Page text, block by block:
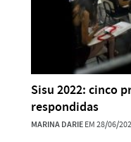
Sisu 2022: cinco
respondidas
MARINA DARIEEM 28/06/